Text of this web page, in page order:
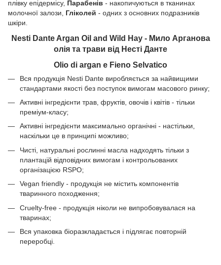
плівку епідермісу, Парабенів - накопичуються в тканинах
молочної залози, Гліколей - одних з основних подразників
шкіри.
Nesti Dante Argan Oil and Wild Hay - Мило Арганова
олія та трави від Несті Данте
Olio di argan e Fieno Selvatico
Вся продукція Nesti Dante виробляється за найвищими
стандартами якості без поступок вимогам масового ринку;
Активні інгредієнти трав, фруктів, овочів і квітів - тільки
преміум-класу;
Активні інгредієнти максимально органічні - настільки,
наскільки це в принципі можливо;
Чисті, натуральні рослинні масла надходять тільки з
плантацій відповідних вимогам і контрольованих
організацією RSPO;
Vegan friendly - продукція не містить компонентів
тваринного походження;
Cruelty-free - продукція ніколи не випробовувалася на
тваринах;
Вся упаковка біоразкладається і підлягає повторній
переробці.